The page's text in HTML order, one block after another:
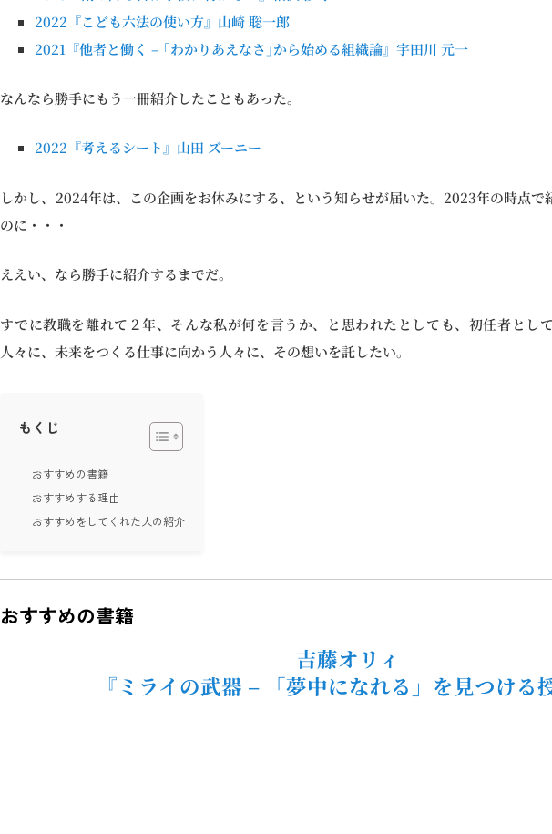
2022『こども六法の使い方』山崎 聡一郎
2021『他者と働く – ｢わかりあえなさ｣から始める組織論』宇田川 元一
なんなら勝手にもう一冊紹介したこともあった。
2022『考えるシート』山田 ズーニー
しかし、2024年は、この企画をお休みにする、という知らせが届いた。2023年の時点で
のに・・・
ええい、なら勝手に紹介するまでだ。
すでに教職を離れて２年、そんな私が何を言うか、と思われたとしても、初任者とし
人々に、未来をつくる仕事に向かう人々に、その想いを託したい。
もくじ
おすすめの書籍
おすすめする理由
おすすめをしてくれた人の紹介
おすすめの書籍
吉藤オリィ
『ミライの武器 – 「夢中になれる」を見つける